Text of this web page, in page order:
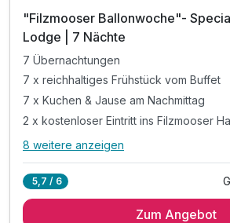
"Filzmooser Ballonwoche"-
Lodge | 7 Nächte
7 Übernachtungen
7 x reichhaltiges Frühstück vom Buffet
7 x Kuchen & Jause am Nachmittag
2 x kostenloser Eintritt ins Filzmooser
Alle Inklusivleistungen
7 x reichhaltiges Frühstück vom Buffet
8 weitere anzeigen
5,7 / 6
Zum Angebot